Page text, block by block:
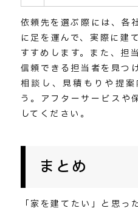
依頼先を選ぶ際には、各
に足を運んで、実際に建
すすめします。また、担
信頼できる担当者を見つ
相談し、見積もりや提
う。アフターサービスや
してください。
まとめ
「家を建てたい」と思